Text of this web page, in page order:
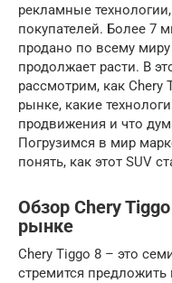
рекламные
покупателей. Более 7
продано по всему миру
продолжает расти. В
рассмотрим, как Chery
рынке, какие
продвижения и что
Погрузимся в мир
понять, как этот SUV
Обзор Chery
рынке
Chery Tiggo 8 – это
стремится